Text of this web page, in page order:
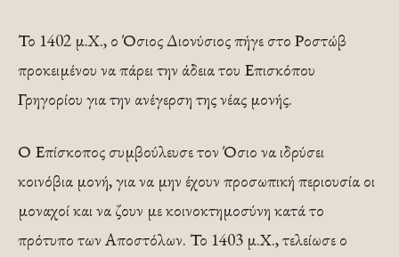
Το 1402 μ.Χ., ο Όσιος Διονύσιος πήγε στο Ροστώβ
προκειμένου να πάρει την άδεια του Επισκόπου
Γρηγορίου για την ανέγερση της νέας μονής.
Ο Επίσκοπος συμβούλευσε τον Όσιο να ιδρύσει
κοινόβια μονή, για να μην έχουν προσωπική περιουσία οι
μοναχοί και να ζουν με κοινοκτημοσύνη κατά το
πρότυπο των Αποστόλων. Το 1403 μ.Χ., τελείωσε ο